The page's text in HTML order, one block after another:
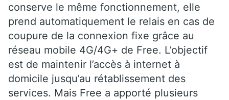
conserve le même fonctionnement, elle
prend automatiquement le relais en cas de
coupure de la connexion fixe grâce au
réseau mobile 4G/4G+ de Free. L’objectif
est de maintenir l’accès à internet à
domicile jusqu’au rétablissement des
services. Mais Free a apporté plusieurs